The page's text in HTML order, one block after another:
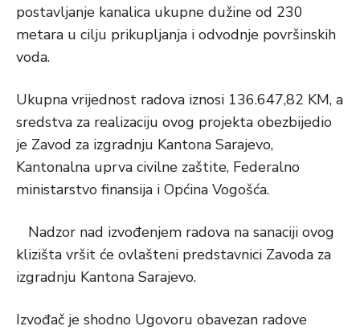
postavljanje kanalica ukupne dužine od 230
metara u cilju prikupljanja i odvodnje površinskih
voda.
Ukupna vrijednost radova iznosi 136.647,82 KM, a
sredstva za realizaciju ovog projekta obezbijedio
je Zavod za izgradnju Kantona Sarajevo,
Kantonalna uprva civilne zaštite, Federalno
ministarstvo finansija i Općina Vogošća.
Nadzor nad izvođenjem radova na sanaciji ovog
klizišta vršit će ovlašteni predstavnici Zavoda za
izgradnju Kantona Sarajevo.
Izvođač je shodno Ugovoru obavezan radove